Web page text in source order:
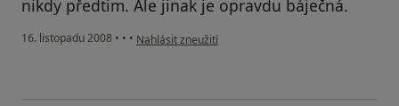
nikdy předtim. Ale jinak je opravdu báječná.
16. listopadu 2008 • • • podle názoru uživatele Pacient
Nahlásit zneužití